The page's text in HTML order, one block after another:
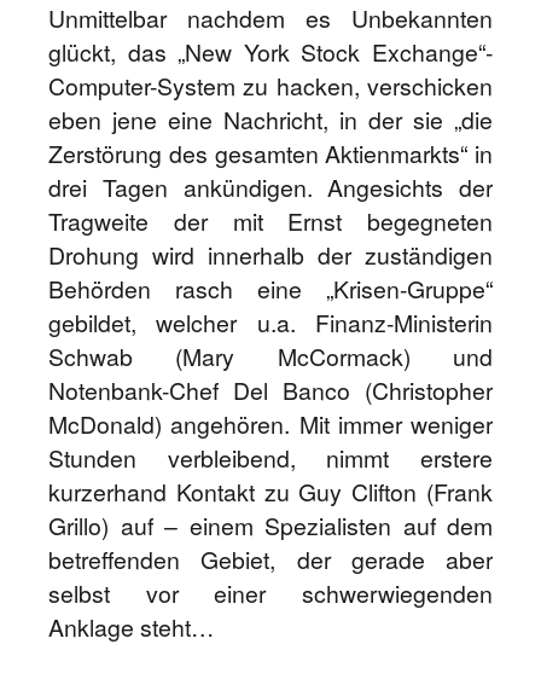
Unmittelbar nachdem es Unbekannten
glückt, das „New York Stock Exchange“-
Computer-System zu hacken, verschicken
eben jene eine Nachricht, in der sie „die
Zerstörung des gesamten Aktienmarkts“ in
drei Tagen ankündigen. Angesichts der
Tragweite der mit Ernst begegneten
Drohung wird innerhalb der zuständigen
Behörden rasch eine „Krisen-Gruppe“
gebildet, welcher u.a. Finanz-Ministerin
Schwab (Mary McCormack) und
Notenbank-Chef Del Banco (Christopher
McDonald) angehören. Mit immer weniger
Stunden verbleibend, nimmt erstere
kurzerhand Kontakt zu Guy Clifton (Frank
Grillo) auf – einem Spezialisten auf dem
betreffenden Gebiet, der gerade aber
selbst vor einer schwerwiegenden
Anklage steht…